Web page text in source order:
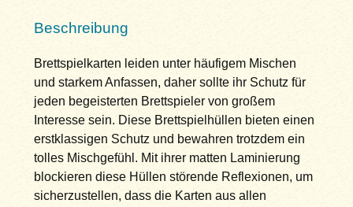
Beschreibung
Brettspielkarten leiden unter häufigem Mischen
und starkem Anfassen, daher sollte ihr Schutz für
jeden begeisterten Brettspieler von großem
Interesse sein. Diese Brettspielhüllen bieten einen
erstklassigen Schutz und bewahren trotzdem ein
tolles Mischgefühl. Mit ihrer matten Laminierung
blockieren diese Hüllen störende Reflexionen, um
sicherzustellen, dass die Karten aus allen